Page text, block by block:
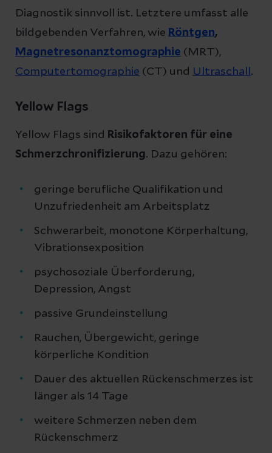
Diagnostik sinnvoll ist. Letztere umfasst alle
bildgebenden Verfahren, wie Röntgen,
Magnetresonanztomographie (MRT),
Computertomographie (CT) und Ultraschall .
Yellow Flags
Yellow Flags sind
Risikofaktoren für eine
Schmerzchronifizierung. Dazu gehören:
geringe berufliche Qualifikation und
Unzufriedenheit am Arbeitsplatz
Schwerarbeit, monotone Körperhaltung,
Vibrationsexposition
psychosoziale Überforderung,
Depression, Angst
passive Grundeinstellung
Rauchen, Übergewicht, geringe
körperliche Kondition
Dauer des aktuellen Rückenschmerzes ist
länger als 14 Tage
weitere Schmerzen neben dem
Rückenschmerz